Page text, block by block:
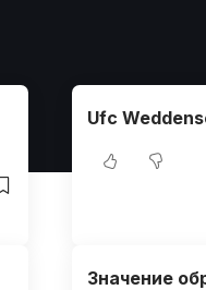
Ufc
Значение